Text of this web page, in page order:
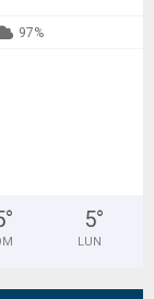
97%
° 5°
LUN